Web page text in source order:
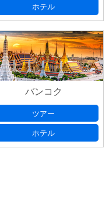
がございました
ホテル
バンコク
ツアー
ホテル